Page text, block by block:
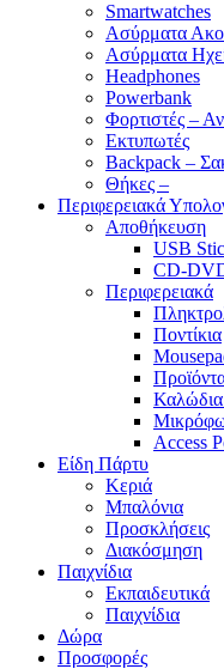
Smartwatches
Ασύρματα
Ασύρματα
Headphones
Powerbank
Φορτιστές –
Εκτυπωτές
Backpack –
Θήκες –
Περιφερειακά
Αποθήκευση
USB
CD-
Περιφερειακά
Ποντίκια
Access
Είδη Πάρτυ
Κεριά
Μπαλόνια
Προσκλήσεις
Διακόσμηση
Παιχνίδια
Εκπαιδευτικά
Παιχνίδια
Δώρα
Προσφορές